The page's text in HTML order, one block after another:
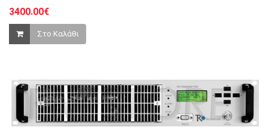
3400.00€
Στο Καλάθι